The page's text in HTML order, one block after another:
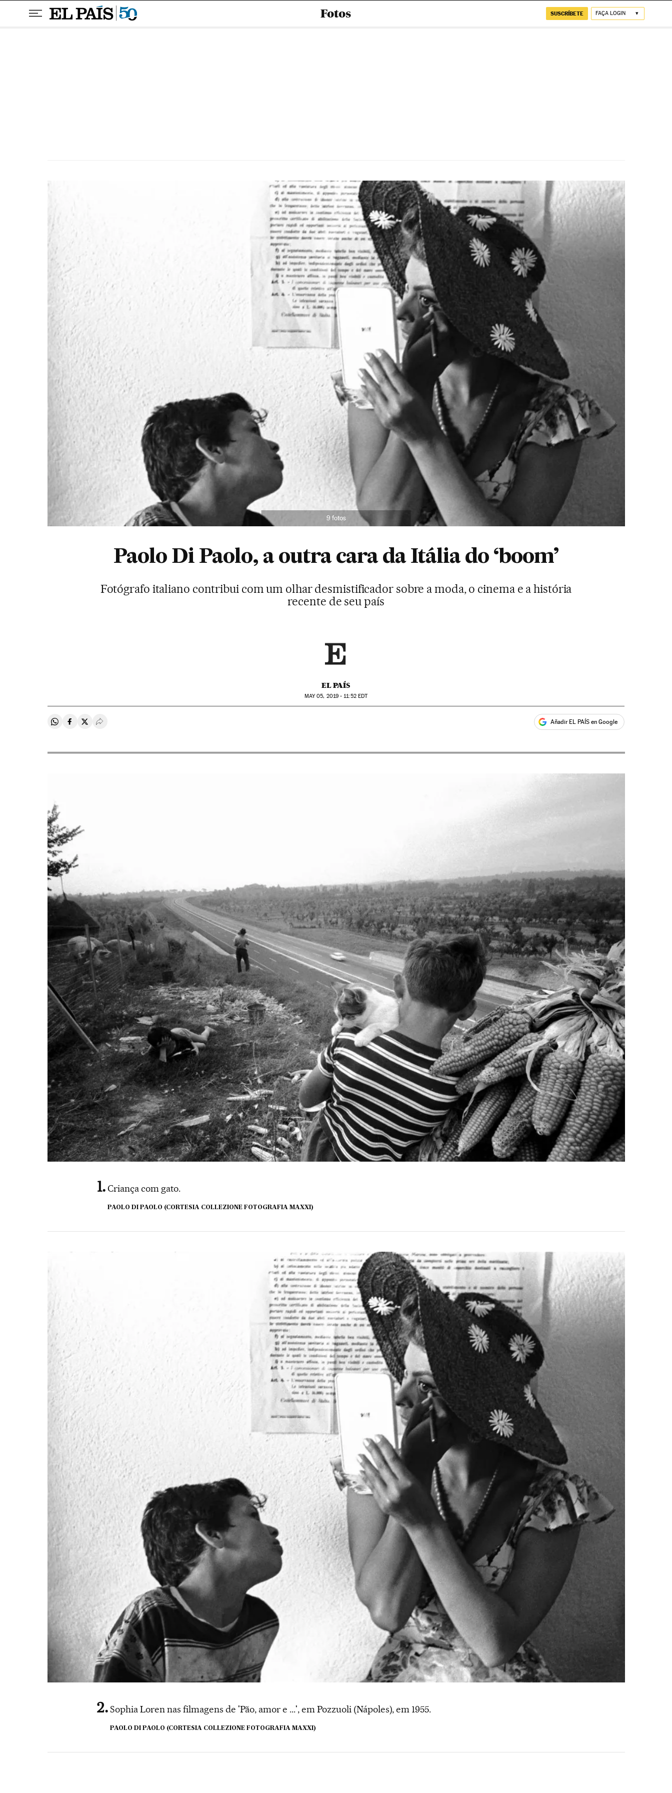
Fotos SUSCRÍBETE FAÇA LOGIN
9 fotos
Paolo Di Paolo, a outra cara da Itália do ‘boom’
Fotógrafo italiano contribui com um olhar desmistificador sobre a moda, o cinema e a história
recente de seu país
EL PAÍS
MAY05, 2019 - 11:52EDT
Compartir en Whatsapp
Compartir en Facebook
Compartir en Twitter
Desplegar Redes Sociales Añadir EL PAÍS en Google
Criança com gato.
PAOLO DI PAOLO (CORTESIA COLLEZIONE FOTOGRAFIA MAXXI)
Sophia Loren nas filmagens de 'Pão, amor e ...', em Pozzuoli (Nápoles), em 1955.
PAOLO DI PAOLO (CORTESIA COLLEZIONE FOTOGRAFIA MAXXI)